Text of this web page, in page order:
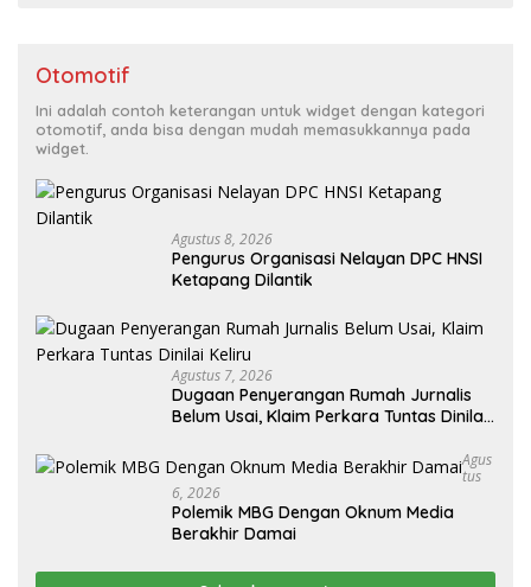
Otomotif
Ini adalah contoh keterangan untuk widget dengan kategori
otomotif, anda bisa dengan mudah memasukkannya pada
widget.
Agustus 8, 2026
Pengurus Organisasi Nelayan DPC HNSI
Ketapang Dilantik
Agustus 7, 2026
Dugaan Penyerangan Rumah Jurnalis
Belum Usai, Klaim Perkara Tuntas Dinilai
Agus
Tus
6, 2026
Polemik MBG Dengan Oknum Media
Berakhir Damai